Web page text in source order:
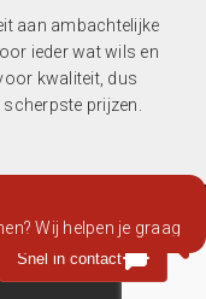
aan ambachtelijke
ieder wat wils en
kwaliteit, dus
prijzen.
doorBuro
Wij helpen je graag
Snel in contact